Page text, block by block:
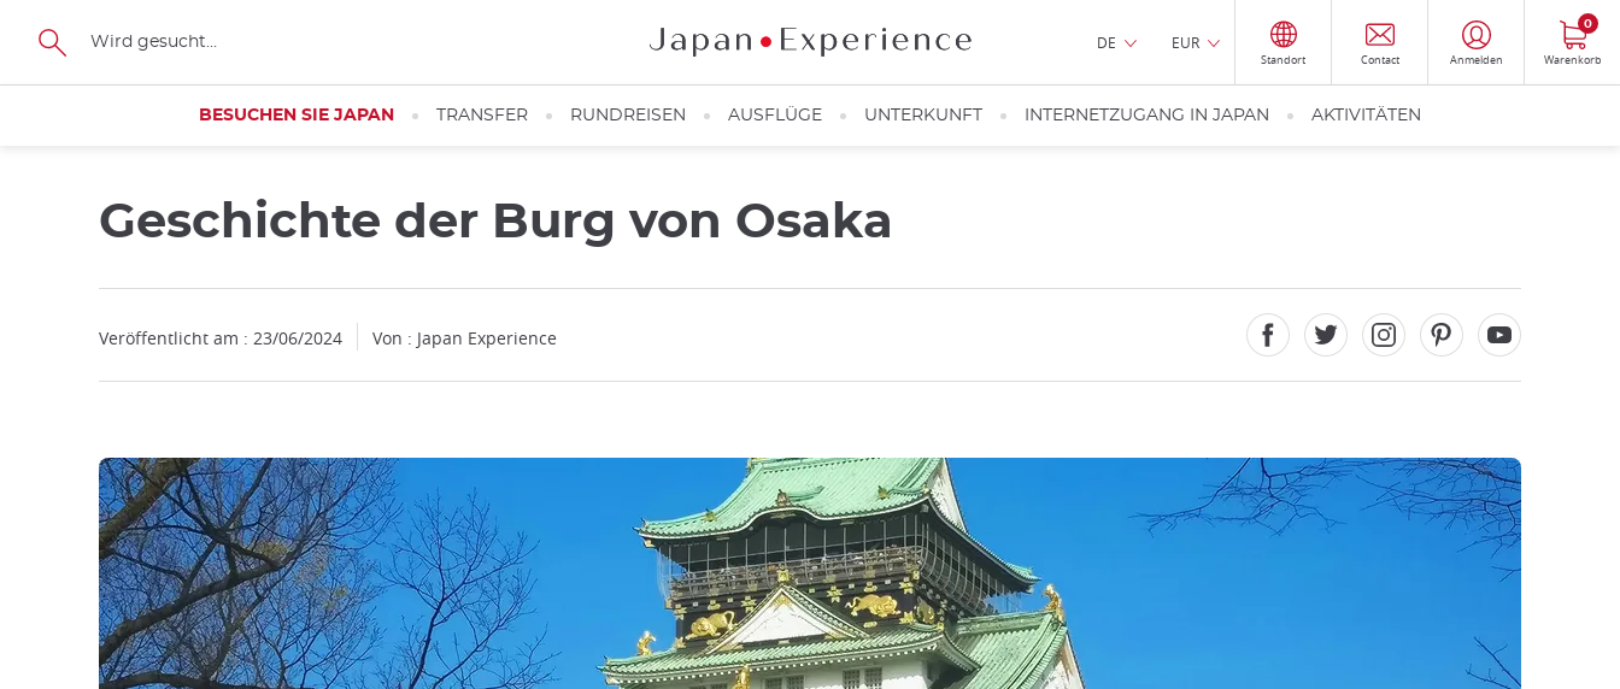
Größe
DE EUR
Standort Contact Anmelden Warenkorb
0
BESUCHEN SIE JAPAN TRANSFER RUNDREISEN AUSFLÜGE UNTERKUNFT INTERNETZUGANG IN JAPAN AKTIVITÄTEN
Geschichte der Burg von Osaka
Veröffentlicht am : 23/06/2024 Von : Japan Experience